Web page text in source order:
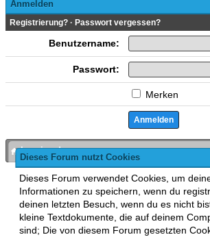
Dieses Forum nutzt Cookies
Dieses Forum verwendet Cookies, um
Informationen zu speichern, wenn du
deinen letzten Besuch, wenn du es nicht
kleine Textdokumente, die auf deinem
sind; Die von diesem Forum gesetzten
Anmelden
Registrierung? · Passwort vergessen?
Benutzername:
Passwort:
Merken
bronies.de
MyBB , mobile Fassung: MyBB
Zur Desktop-Version wechseln
This forum usesLukasz Tkacz